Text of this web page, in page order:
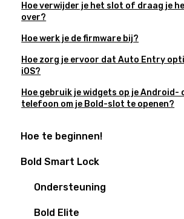
Hoe verwijder je het slot of draag je
over?
Hoe werk je de firmware bij?
Hoe zorg je ervoor dat Auto Entry
iOS?
Hoe gebruik je widgets op je Android-
telefoon om je Bold-slot te openen?
Hoe te beginnen!
Is mijn deur Bold klaar?
Installatiegidsen
Smart-Home integraties
Bold Smart Lock
Ondersteuning
Bold Elite